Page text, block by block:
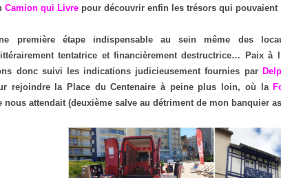
Camion qui Livre pour découvrir enfin les trésors qui pouvaient
première étape indispensable au sein même des
tentatrice et financièrement destructrice… Paix à
donc suivi les indications judicieusement fournies par
rejoindre la Place du Centenaire à peine plus loin, où la
nous attendait (deuxième salve au détriment de mon banquier